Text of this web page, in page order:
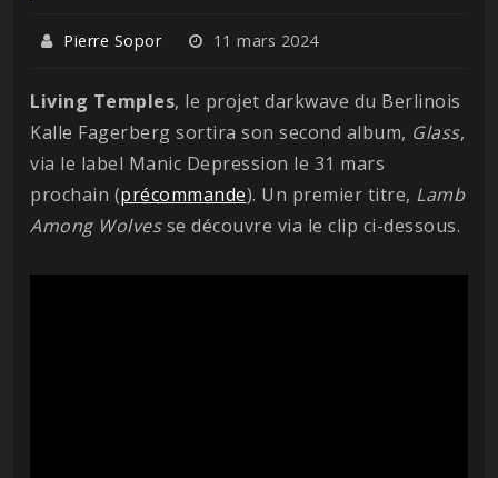
Pierre Sopor 11 mars 2024
Living Temples, le projet darkwave du Berlinois
Kalle Fagerberg sortira son second album, Glass,
via le label Manic Depression le 31 mars
prochain (précommande). Un premier titre, Lamb
Among Wolvesse découvre via le clip ci-dessous.